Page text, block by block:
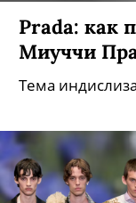
Prada: как
Миуччи
Тема